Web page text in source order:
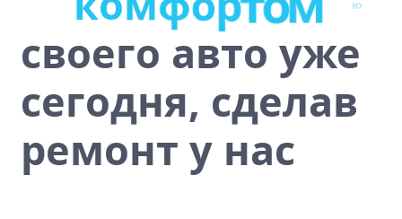
своего авто уже
сегодня, сделав
ремонт у нас